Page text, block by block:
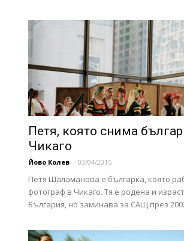
Петя, която снима
Чикаго
Йово Колев - 03/04/2015
Петя Шаламанова е българка, която
фотограф в Чикаго. Тя е родена и
България, но заминава за САЩ през